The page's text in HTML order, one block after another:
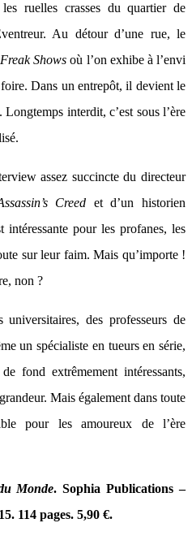
ruelles crasses du quartier de
Au détour d’une rue, le
Freak Shows où l’on exhibe à l’envi
Dans un entrepôt, il devient le
interdit, c’est sous l’ère
assez succincte du directeur
Creed et d’un historien
pour les profanes, les
sur leur faim. Mais qu’importe !
non ?
des professeurs de
un spécialiste en tueurs en série,
fond extrêmement intéressants,
Mais également dans toute
pour les amoureux de l’ère
Monde. Sophia Publications –
114 pages. 5,90 €.